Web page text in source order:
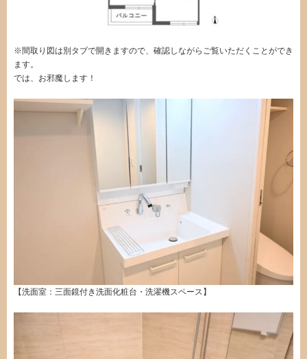
※間取り図は別タブで開きますので、確認しながらご覧いただくことができ
ます。
では、お邪魔します！
【洗面室：三面鏡付き洗面化粧台・洗濯機スペース】